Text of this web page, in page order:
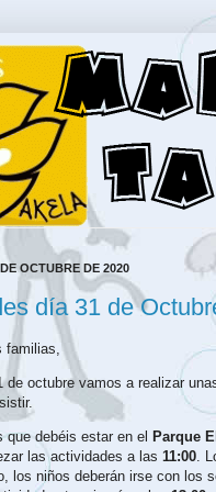
OCTUBRE DE 2020
día 31 de
de octubre vamos a realizar
que debéis estar en el Parque
las actividades a las 11:00.
los niños deberán irse con los